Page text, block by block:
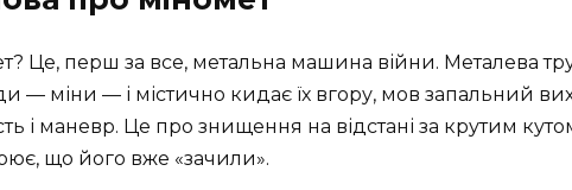
Це, перш за все, метальна машина війни. Металева
— міни — і містично кидає їх вгору, мов запальний
і маневр. Це про знищення на відстані за крутим
що його вже «зачили».